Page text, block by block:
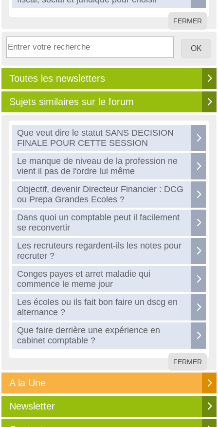
FERMER
Toutes les newsletters
Sujets similaires sur le forum
Que veut dire le statut SANS DECISION
FINALE POUR CETTE SESSION
Le manque de niveau de la profession ne
vient il pas de l'ordre lui même
Objectif, devenir Directeur Financier : DCG
ou Prepa Grandes Ecoles ?
Dans quoi un comptable peut il facilement
se reconvertir
Les recruteurs regardent-ils les notes pour
recruter ?
Conges payes et arret maladie qui
commence le meme jour
Les écoles ou ils fait bon faire un dscg en
alternance ?
Que faire derrière une expérience en
cabinet comptable ?
FERMER
A la Une
Newsletter